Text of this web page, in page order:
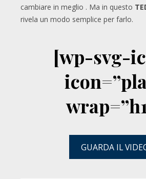
cambiare in meglio . Ma in questo
rivela un modo semplice per farlo.
[wp-svg-
GUARDA IL